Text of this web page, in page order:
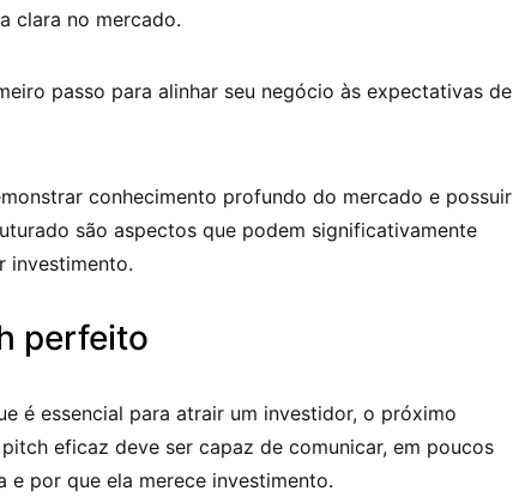
clara no mercado.
passo para alinhar seu negócio às expectativas de
conhecimento profundo do mercado e possuir
são aspectos que podem significativamente
investimento.
perfeito
é essencial para atrair um investidor, o próximo
eficaz deve ser capaz de comunicar, em poucos
e por que ela merece investimento.